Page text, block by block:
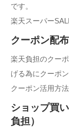
です。
楽天スーパー
クーポン配
楽天負担のクー
げる為にクーポ
クーポン活用方
ショップ買
負担）